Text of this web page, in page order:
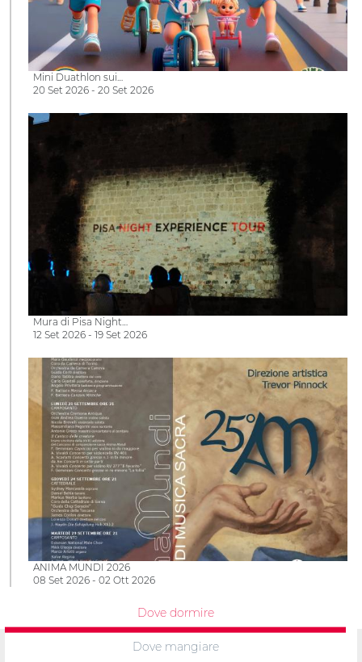
Mini Duathlon sui…
20 Set 2026 - 20 Set 2026
Mura di Pisa Night…
12 Set 2026 - 19 Set 2026
ANIMA MUNDI 2026
08 Set 2026 - 02 Ott 2026
Dove dormire
Dove mangiare